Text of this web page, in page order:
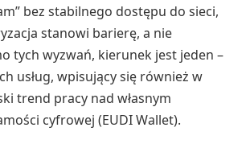
bez stabilnego dostępu do sieci,
stanowi barierę, a nie
tych wyzwań, kierunek jest jeden –
usług, wpisujący się również w
trend pracy nad własnym
cyfrowej (EUDI Wallet).